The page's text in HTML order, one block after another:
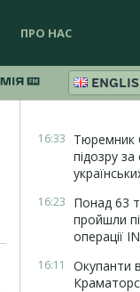
ПРО НАС
16:33
Тюремник
підозру
16:23
Понад 63
пройшли
операції
16:11
Окупанти